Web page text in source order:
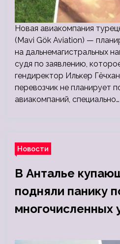
Новая авиакомпания
(Mavi Gök Aviation) —
на дальнемагистральных
судя по заявлению,
гендиректор Илькер
перевозчик не планирует
авиакомпаний, специально…
Новости
В Анталье
подняли панику
многочисленных